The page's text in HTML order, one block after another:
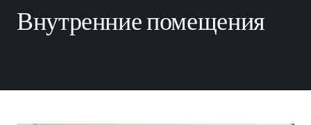
Внутренние помещения